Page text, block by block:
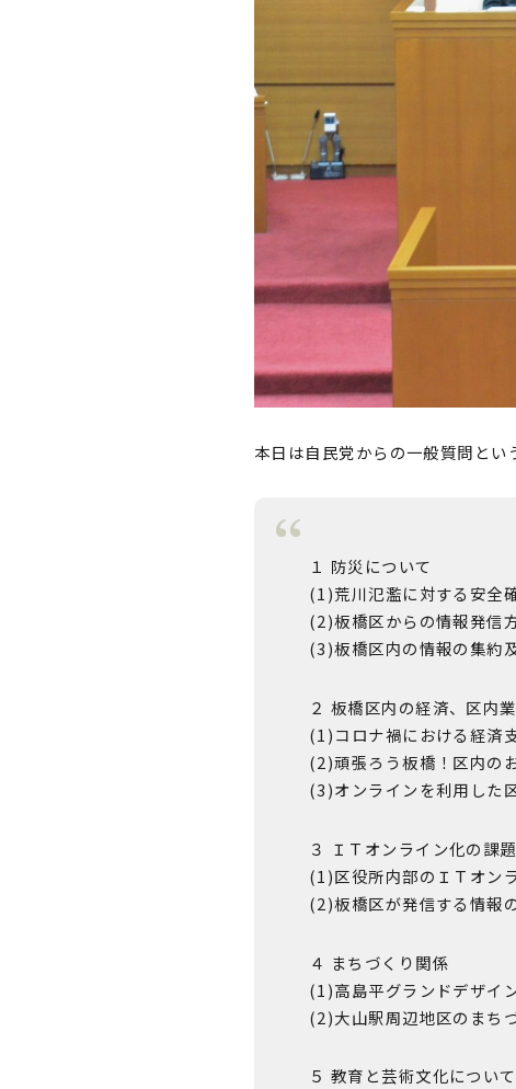
本日は自民党からの一般質問とい
１ 防災について
(1)荒川氾濫に対する安全
(2)板橋区からの情報発信
(3)板橋区内の情報の集約
２ 板橋区内の経済、区内
(1)コロナ禍における経済
(2)頑張ろう板橋！区内の
(3)オンラインを利用した
３ ＩＴオンライン化の課
(1)区役所内部のＩＴオン
(2)板橋区が発信する情報
４ まちづくり関係
(1)高島平グランドデザイ
(2)大山駅周辺地区のまち
５ 教育と芸術文化について